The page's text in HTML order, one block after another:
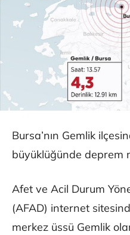
Bursa’nın Gemlik
büyüklüğünde deprem
Afet ve Acil Durum
(AFAD) internet
merkez üssü Gemlik